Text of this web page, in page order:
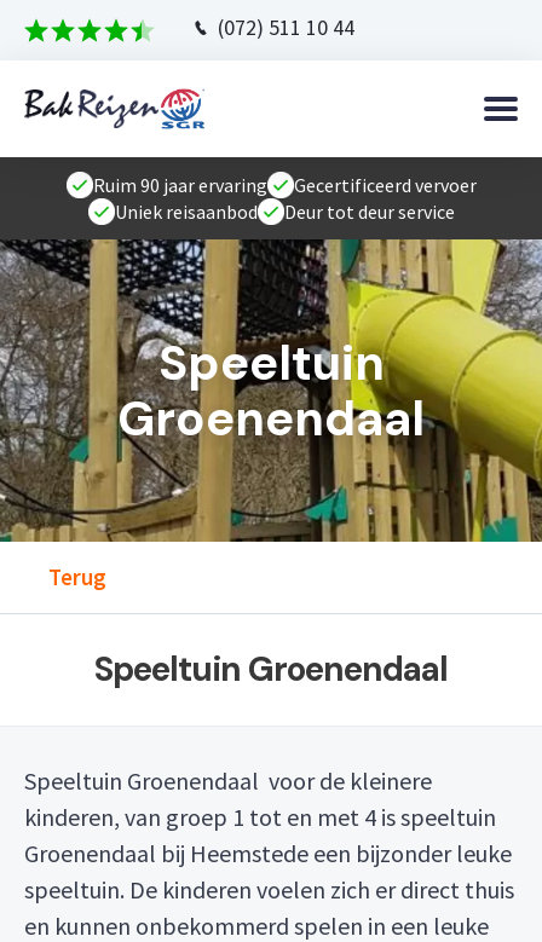
(072) 511 10 44
Ruim 90 jaar ervaring
Gecertificeerd vervoer
Uniek reisaanbod
Deur tot deur service
Speeltuin
Groenendaal
Terug
Speeltuin Groenendaal
Speeltuin Groenendaal voor de kleinere
kinderen, van groep 1 tot en met 4 is speeltuin
Groenendaal bij Heemstede een bijzonder leuke
speeltuin. De kinderen voelen zich er direct thuis
en kunnen onbekommerd spelen in een leuke